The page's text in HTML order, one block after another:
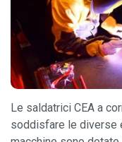
Le saldatrici CEA a
soddisfare le diverse